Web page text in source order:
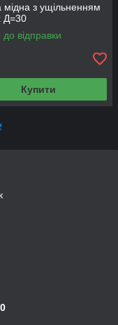
з ущільненням
Д=30
до відправки
Купити